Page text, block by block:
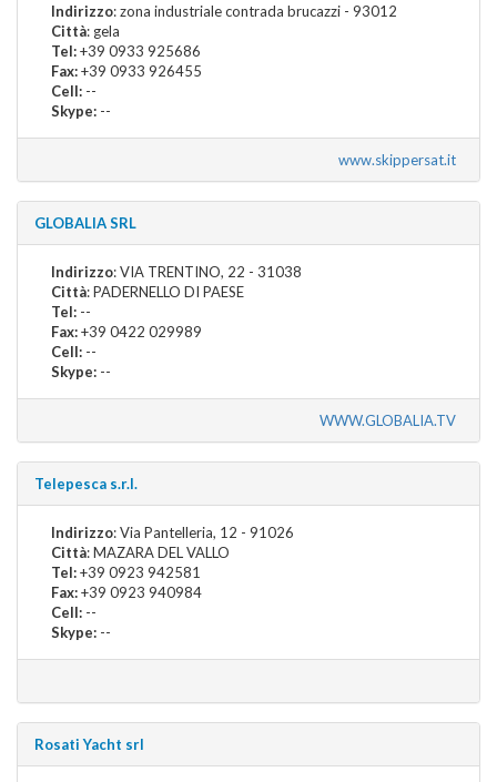
Indirizzo: zona industriale contrada brucazzi - 93012
Città: gela
Tel:+39 0933 925686
Fax:+39 0933 926455
Cell: --
Skype: --
www.skippersat.it
GLOBALIA SRL
Indirizzo: VIA TRENTINO, 22 - 31038
Città: PADERNELLO DI PAESE
Tel: --
Fax:+39 0422 029989
Cell: --
Skype: --
WWW.GLOBALIA.TV
Telepesca s.r.l.
Indirizzo: Via Pantelleria, 12 - 91026
Città: MAZARA DEL VALLO
Tel:+39 0923 942581
Fax:+39 0923 940984
Cell: --
Skype: --
Rosati Yacht srl